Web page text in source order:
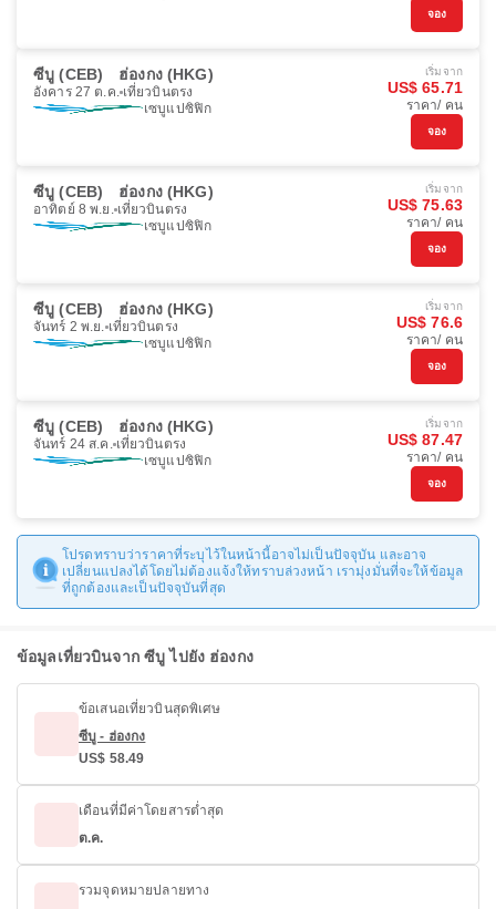
จอง
ซีบู (CEB) ฮ่องกง (HKG)
อังคาร 27 ต.ค. เที่ยวบินตรง
เซบูแปซิฟิก
เริ่มจาก
US$ 65.71
ราคา/ คน
จอง
ซีบู (CEB) ฮ่องกง (HKG)
อาทิตย์ 8 พ.ย. เที่ยวบินตรง
เซบูแปซิฟิก
เริ่มจาก
US$ 75.63
ราคา/ คน
จอง
ซีบู (CEB) ฮ่องกง (HKG)
จันทร์ 2 พ.ย. เที่ยวบินตรง
เซบูแปซิฟิก
เริ่มจาก
US$ 76.6
ราคา/ คน
จอง
ซีบู (CEB) ฮ่องกง (HKG)
จันทร์ 24 ส.ค. เที่ยวบินตรง
เซบูแปซิฟิก
เริ่มจาก
US$ 87.47
ราคา/ คน
จอง
โปรดทราบว่าราคาที่ระบุไว้ในหน้านี้อาจไม่เป็นปัจจุบัน และอาจ
เปลี่ยนแปลงได้โดยไม่ต้องแจ้งให้ทราบล่วงหน้า เรามุ่งมั่นที่จะให้ข้อมูล
ที่ถูกต้องและเป็นปัจจุบันที่สุด
ข้อมูลเที่ยวบินจาก ซีบู ไปยัง ฮ่องกง
ข้อเสนอเที่ยวบินสุดพิเศษ
ซีบู - ฮ่องกง
US$ 58.49
เดือนที่มีค่าโดยสารต่ำสุด
ต.ค.
รวมจุดหมายปลายทาง